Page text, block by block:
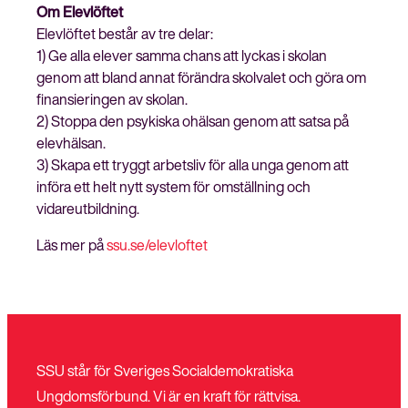
Om Elevlöftet
Elevlöftet består av tre delar:
1) Ge alla elever samma chans att lyckas i skolan
genom att bland annat förändra skolvalet och göra om
finansieringen av skolan.
2) Stoppa den psykiska ohälsan genom att satsa på
elevhälsan.
3) Skapa ett tryggt arbetsliv för alla unga genom att
införa ett helt nytt system för omställning och
vidareutbildning.
Läs mer påssu.se/elevloftet
SSU står för Sveriges Socialdemokratiska
Ungdomsförbund. Vi är en kraft för rättvisa.